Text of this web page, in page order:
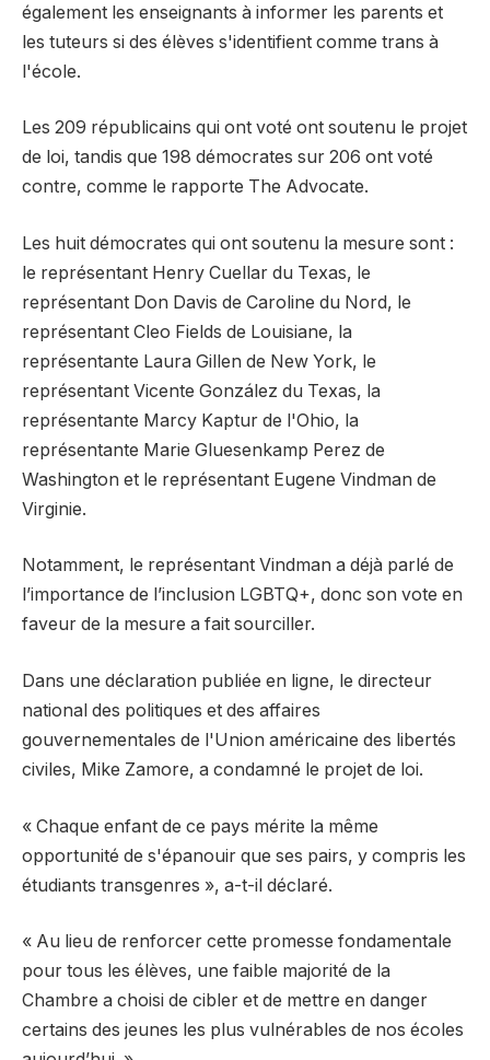
également les enseignants à informer les parents et
les tuteurs si des élèves s'identifient comme trans à
l'école.
Les 209 républicains qui ont voté ont soutenu le projet
de loi, tandis que 198 démocrates sur 206 ont voté
contre, comme le rapporte The Advocate.
Les huit démocrates qui ont soutenu la mesure sont :
le représentant Henry Cuellar du Texas, le
représentant Don Davis de Caroline du Nord, le
représentant Cleo Fields de Louisiane, la
représentante Laura Gillen de New York, le
représentant Vicente González du Texas, la
représentante Marcy Kaptur de l'Ohio, la
représentante Marie Gluesenkamp Perez de
Washington et le représentant Eugene Vindman de
Virginie.
Notamment, le représentant Vindman a déjà parlé de
l’importance de l’inclusion LGBTQ+, donc son vote en
faveur de la mesure a fait sourciller.
Dans une déclaration publiée en ligne, le directeur
national des politiques et des affaires
gouvernementales de l'Union américaine des libertés
civiles, Mike Zamore, a condamné le projet de loi.
« Chaque enfant de ce pays mérite la même
opportunité de s'épanouir que ses pairs, y compris les
étudiants transgenres », a-t-il déclaré.
« Au lieu de renforcer cette promesse fondamentale
pour tous les élèves, une faible majorité de la
Chambre a choisi de cibler et de mettre en danger
certains des jeunes les plus vulnérables de nos écoles